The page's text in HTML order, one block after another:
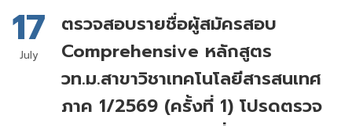
17
July
ตรวจสอบรายชื่อผู้สมัครสอบ
Comprehensive หลักสูตร
วท.ม.สาขาวิชาเทคโนโลยีสารสนเทศ
ภาค 1/2569 (ครั้งที่ 1) โปรดตรวจ